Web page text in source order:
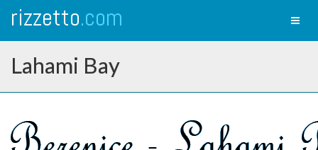
rizzetto.com
Lahami Bay